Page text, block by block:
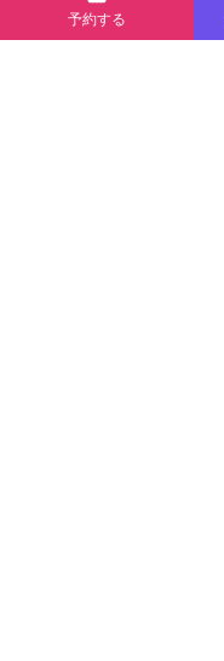
ときにエクステが見えな
い」など、避けたいポイ
予約する